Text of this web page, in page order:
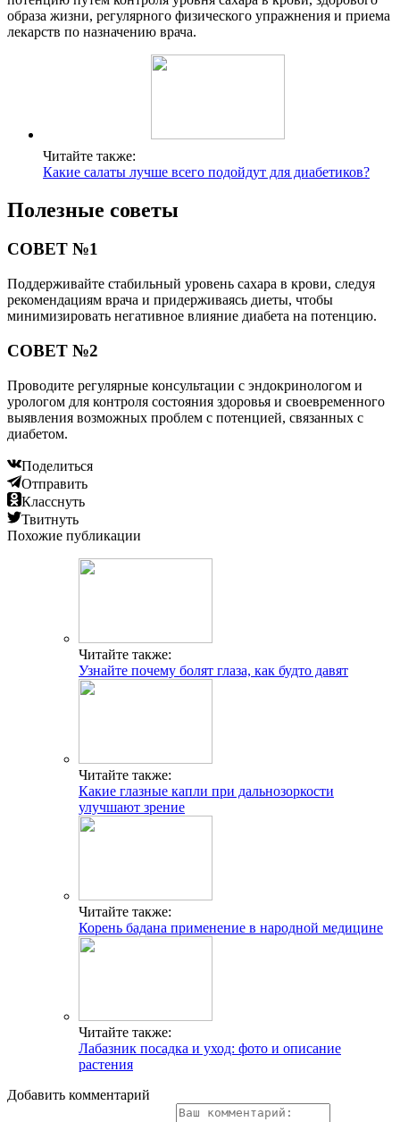
образа жизни, регулярного физического упражнения и приема
лекарств по назначению врача.
Читайте также:
Какие салаты лучше всего подойдут для диабетиков?
Полезные советы
СОВЕТ №1
Поддерживайте стабильный уровень сахара в крови, следуя
рекомендациям врача и придерживаясь диеты, чтобы
минимизировать негативное влияние диабета на потенцию.
СОВЕТ №2
Проводите регулярные консультации с эндокринологом и
урологом для контроля состояния здоровья и своевременного
выявления возможных проблем с потенцией, связанных с
диабетом.
Поделиться
Отправить
Класснуть
Твитнуть
Похожие публикации
Читайте также:
Узнайте почему болят глаза, как будто давят
Читайте также:
Какие глазные капли при дальнозоркости
улучшают зрение
Читайте также:
Корень бадана применение в народной медицине
Читайте также:
Лабазник посадка и уход: фото и описание
растения
Добавить комментарий